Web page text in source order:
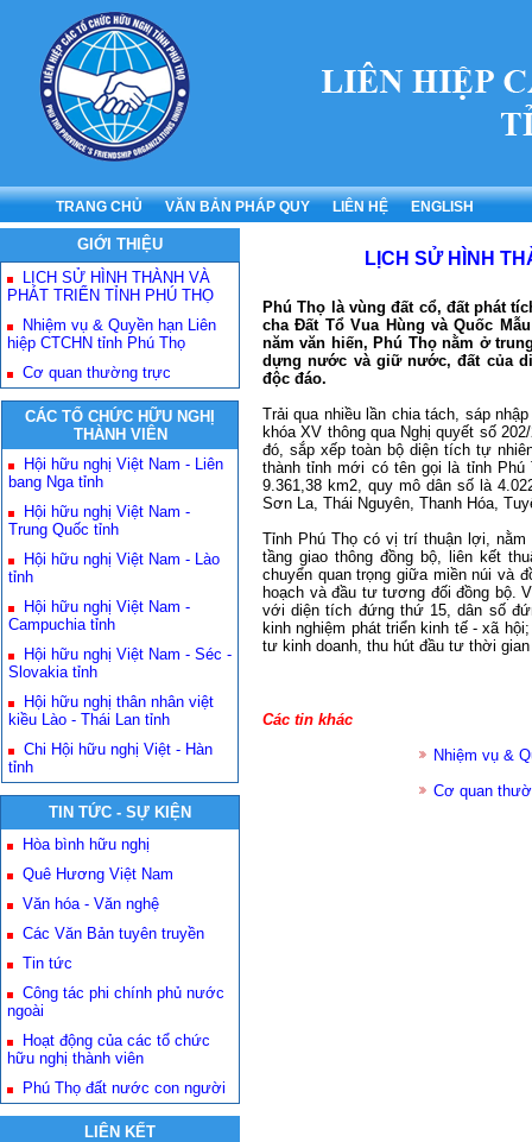
TRANG CHỦ VĂN BẢN PHÁP QUY LIÊN HỆ ENGLISH
GIỚI THIỆU
LỊCH SỬ HÌNH THÀNH VÀ
PHÁT TRIỂN TỈNH PHÚ THỌ
Nhiệm vụ & Quyền hạn Liên
hiệp CTCHN tỉnh Phú Thọ
Cơ quan thường trực
CÁC TỔ CHỨC HỮU NGHỊ
THÀNH VIÊN
Hội hữu nghị Việt Nam - Liên
bang Nga tỉnh
Hội hữu nghị Việt Nam -
Trung Quốc tỉnh
Hội hữu nghị Việt Nam - Lào
tỉnh
Hội hữu nghị Việt Nam -
Campuchia tỉnh
Hội hữu nghị Việt Nam - Séc -
Slovakia tỉnh
Hội hữu nghị thân nhân việt
kiều Lào - Thái Lan tỉnh
Chi Hội hữu nghị Việt - Hàn
tỉnh
TIN TỨC - SỰ KIỆN
Hòa bình hữu nghị
Quê Hương Việt Nam
Văn hóa - Văn nghệ
Các Văn Bản tuyên truyền
Tin tức
Công tác phi chính phủ nước
ngoài
Hoạt động của các tổ chức
hữu nghị thành viên
Phú Thọ đất nước con người
LIÊN KẾT
LỊCH SỬ HÌNH
Phú Thọ là vùng đất cổ, đất phát
cha Đất Tổ Vua Hùng và Quốc
năm văn hiến, Phú Thọ nằm ở
dựng nước và giữ nước, đất của
độc đáo.
Trải qua nhiều lần chia tách, sáp
khóa XV thông qua Nghị quyết số
đó, sắp xếp toàn bộ diện tích tự
thành tỉnh mới có tên gọi là tỉnh
9.361,38 km2, quy mô dân số là
Sơn La, Thái Nguyên, Thanh Hóa,
Tỉnh Phú Thọ có vị trí thuận lợi,
tầng giao thông đồng bộ, liên kết
chuyển quan trọng giữa miền núi và
hoạch và đầu tư tương đối đồng bộ.
với diện tích đứng thứ 15, dân số
kinh nghiệm phát triển kinh tế - xã
tư kinh doanh, thu hút đầu tư thời
Các tin khác
Nhiệm vụ &
Cơ quan